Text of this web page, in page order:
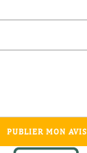
PUBLIER MON AVIS